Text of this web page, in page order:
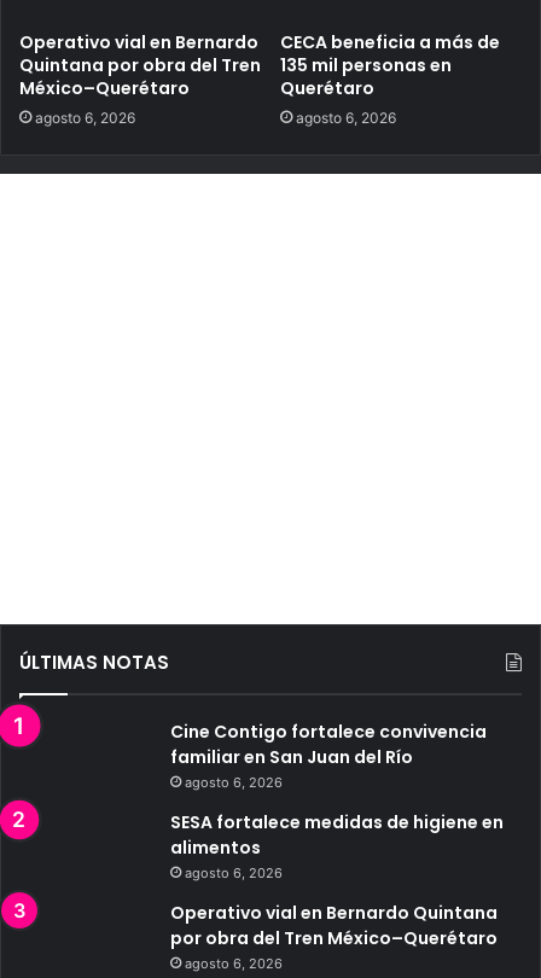
Operativo vial en Bernardo
Quintana por obra del Tren
México–Querétaro
agosto 6, 2026
CECA beneficia a más de
135 mil personas en
Querétaro
agosto 6, 2026
ÚLTIMAS NOTAS
Cine Contigo fortalece convivencia
familiar en San Juan del Río
agosto 6, 2026
SESA fortalece medidas de higiene en
alimentos
agosto 6, 2026
Operativo vial en Bernardo Quintana
por obra del Tren México–Querétaro
agosto 6, 2026